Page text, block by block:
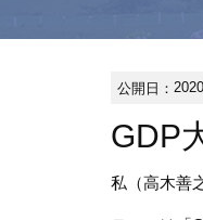
公開日：
GDP
私（高木善